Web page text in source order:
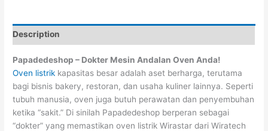
Description
Papadedeshop – Dokter Mesin Andalan Oven Anda!
Oven listrik kapasitas besar adalah aset berharga, terutama
bagi bisnis bakery, restoran, dan usaha kuliner lainnya. Seperti
tubuh manusia, oven juga butuh perawatan dan penyembuhan
ketika “sakit.” Di sinilah Papadedeshop berperan sebagai
“dokter” yang memastikan oven listrik Wirastar dari Wiratech